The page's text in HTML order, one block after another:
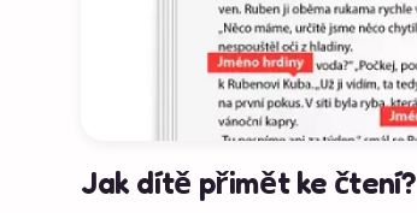
Jak dítě přimět ke čtení?